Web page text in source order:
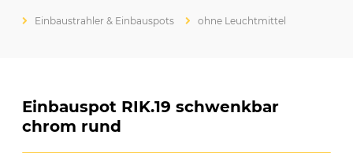
Einbaustrahler & Einbauspots ohne Leuchtmittel
Einbauspot RIK.19 schwenkbar
chrom rund